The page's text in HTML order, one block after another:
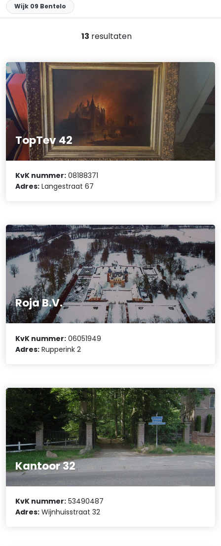
Wijk 09 Bentelo
13 resultaten
TopTev 42
KvK nummer: 08188371
Adres: Langestraat 67
Roja B.V.
KvK nummer: 06051949
Adres: Rupperink 2
Kantoor 32
KvK nummer: 53490487
Adres: Wijnhuisstraat 32